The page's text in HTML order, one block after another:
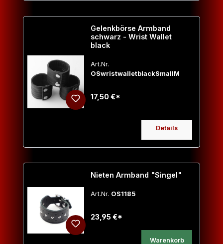
Gelenkbörse Armband
schwarz - Wrist Wallet
black
Art.Nr.
OSwristwalletblackSmallM
17,50 €*
Details
Nieten Armband "Singel"
Art.Nr. OS1185
23,95 €*
Warenkorb